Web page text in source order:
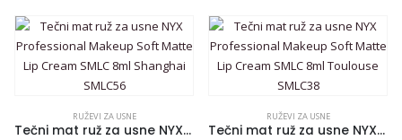
RUŽEVI ZA USNE
Tečni mat ruž za usne NYX Professional Makeup Soft Matte Lip Cream SMLC 8ml Shanghai SMLC56
RUŽEVI ZA USNE
Tečni mat ruž za usne NYX Professional Makeup Soft Matte Lip Cream SMLC 8ml Toulouse SMLC38